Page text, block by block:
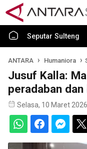
Seputar Sulteng
ANTARA Humaniora
Jusuf Kalla:
peradaban
Selasa, 10 Maret